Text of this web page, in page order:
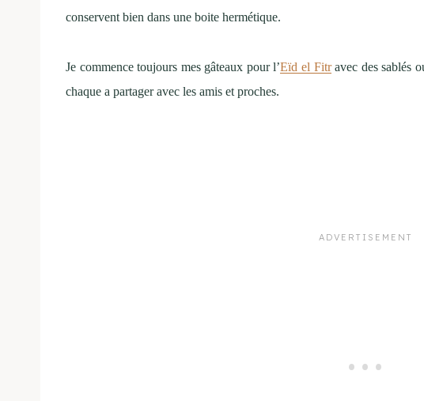
conservent bien dans une boite hermétique.
Je commence toujours mes gâteaux pour l’Eïd el Fitravec des sablés
chaque a partager avec les amis et proches.